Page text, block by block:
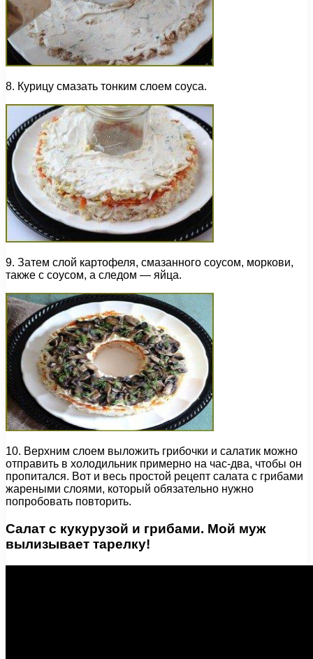
8. Курицу смазать тонким слоем соуса.
9. Затем слой картофеля, смазанного соусом, моркови,
также с соусом, а следом — яйца.
10. Верхним слоем выложить грибочки и салатик можно
отправить в холодильник примерно на час-два, чтобы он
пропитался. Вот и весь простой рецепт салата с грибами
жареными слоями, который обязательно нужно
попробовать повторить.
Салат с кукурузой и грибами. Мой муж
вылизывает тарелку!